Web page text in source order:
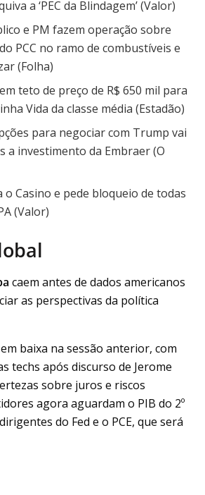
a ‘PEC da Blindagem’ (Valor)
e PM fazem operação sobre
PCC no ramo de combustíveis e
(Folha)
teto de preço de R$ 650 mil para
Vida da classe média (Estadão)
para negociar com Trump vai
a investimento da Embraer (O
o Casino e pede bloqueio de todas
(Valor)
caem antes de dados americanos
as perspectivas da política
baixa na sessão anterior, com
techs após discurso de Jerome
sobre juros e riscos
agora aguardam o PIB do 2º
do Fed e o PCE, que será